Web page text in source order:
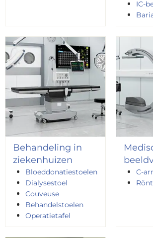
IC-
Behandeling in
ziekenhuizen
Bloeddonatiestoelen
Dialysestoel
Couveuse
Behandelstoelen
Operatietafel
C-